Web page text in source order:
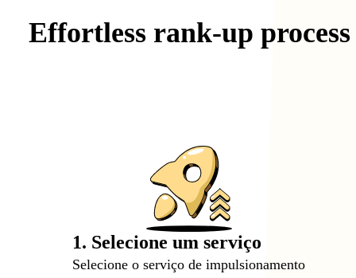
Effortless rank-up process
1. Selecione um serviço
Selecione o serviço de impulsionamento